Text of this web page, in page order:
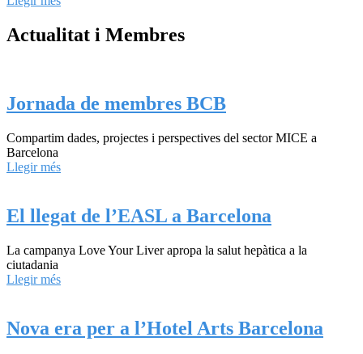
Actualitat i Membres
Jornada de membres BCB
Compartim dades, projectes i perspectives del sector MICE a
Barcelona
Llegir més
El llegat de l’EASL a Barcelona
La campanya Love Your Liver apropa la salut hepàtica a la
ciutadania
Llegir més
Nova era per a l’Hotel Arts Barcelona